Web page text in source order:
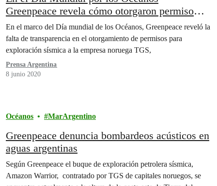
Greenpeace revela cómo otorgaron permiso
para bombardear el Mar Argentino de aquí a 5
años
En el marco del Día mundial de los Océanos, Greenpeace reveló la
falta de transparencia en el otorgamiento de permisos para
exploración sísmica a la empresa noruega TGS,
Prensa Argentina
8 junio 2020
Océanos MarArgentino
Greenpeace denuncia bombardeos acústicos en
aguas argentinas
Según Greenpeace el buque de exploración petrolera sísmica,
Amazon Warrior, contratado por TGS de capitales noruegos, se